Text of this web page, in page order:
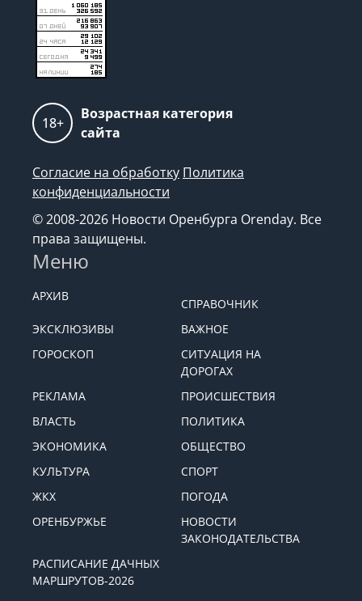
18+
Возрастная категория
сайта
Согласие на обработку Политика
конфиденциальности
© 2008-2026 Новости Оренбурга Orenday. Все
права защищены.
Меню
АРХИВ
СПРАВОЧНИК
ЭКСКЛЮЗИВЫ
ВАЖНОЕ
ГОРОСКОП
СИТУАЦИЯ НА
ДОРОГАХ
РЕКЛАМА
ПРОИСШЕСТВИЯ
ВЛАСТЬ
ПОЛИТИКА
ЭКОНОМИКА
ОБЩЕСТВО
КУЛЬТУРА
СПОРТ
ЖКХ
ПОГОДА
ОРЕНБУРЖЬЕ
НОВОСТИ
ЗАКОНОДАТЕЛЬСТВА
РАСПИСАНИЕ ДАЧНЫХ
МАРШРУТОВ-2026